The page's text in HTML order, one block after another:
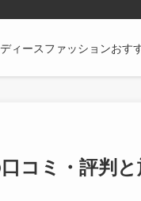
ィースファッションおす
コミ・評判